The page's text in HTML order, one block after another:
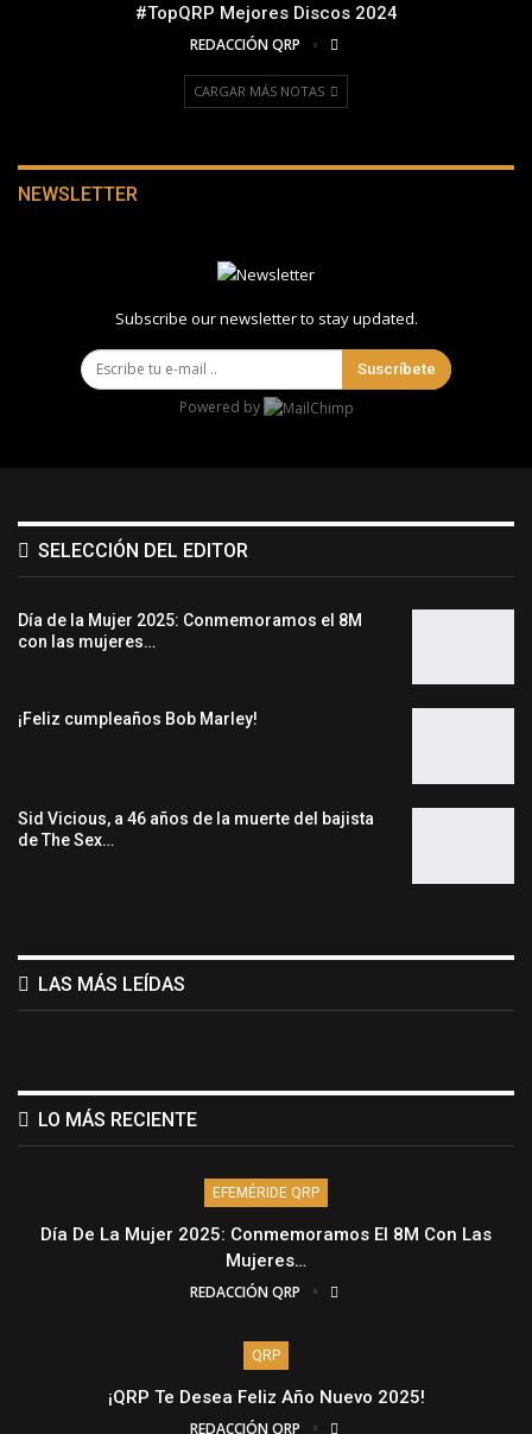
#TopQRP Mejores Discos 2024
REDACCIÓN QRP
CARGAR MÁS NOTAS
NEWSLETTER
Subscribe our newsletter to stay updated.
Suscríbete
Powered by
SELECCIÓN DEL EDITOR
Día de la Mujer 2025: Conmemoramos el 8M
con las mujeres…
¡Feliz cumpleaños Bob Marley!
Sid Vicious, a 46 años de la muerte del bajista
de The Sex…
LAS MÁS LEÍDAS
LO MÁS RECIENTE
EFEMÉRIDE QRP
Día De La Mujer 2025: Conmemoramos El 8M Con Las
Mujeres…
REDACCIÓN QRP
QRP
¡QRP Te Desea Feliz Año Nuevo 2025!
REDACCIÓN QRP